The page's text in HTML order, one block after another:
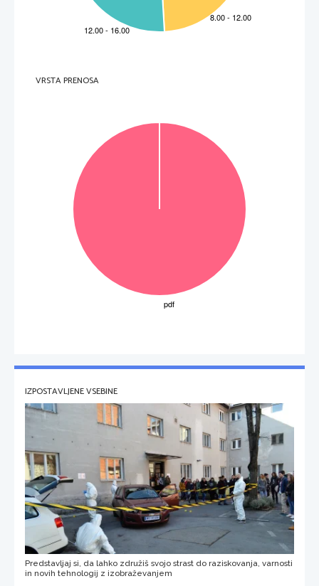
VRSTA PRENOSA
IZPOSTAVLJENE VSEBINE
Predstavljaj si, da lahko združiš svojo strast do raziskovanja, varnosti
in novih tehnologij z izobraževanjem